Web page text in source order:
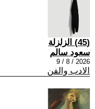
(45) الزلزلة
سعود سالم
2026 / 8 / 9
الادب والفن